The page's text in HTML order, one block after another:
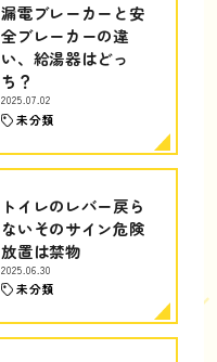
漏電ブレーカーと安
全ブレーカーの違
い、給湯器はどっ
ち？
2025.07.02
未分類
トイレのレバー戻ら
ないそのサイン危険
放置は禁物
2025.06.30
未分類